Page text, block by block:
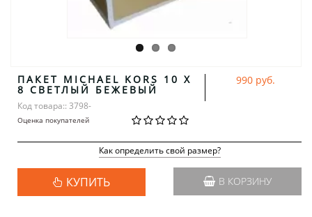
ПАКЕТ MICHAEL KORS 10 X
8 СВЕТЛЫЙ БЕЖЕВЫЙ
Код товара:: 3798-
Оценка покупателей
990 руб.
Как определить свой размер?
КУПИТЬ В КОРЗИНУ